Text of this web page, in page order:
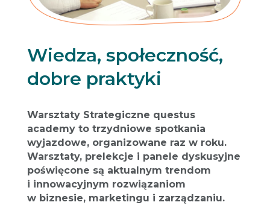
Wiedza, społeczność,
dobre praktyki
Warsztaty Strategiczne questus
academy to trzydniowe spotkania
wyjazdowe, organizowane raz w roku.
Warsztaty, prelekcje i panele dyskusyjne
poświęcone są aktualnym trendom
i innowacyjnym rozwiązaniom
w biznesie, marketingu i zarządzaniu.